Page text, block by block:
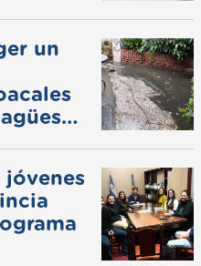
un